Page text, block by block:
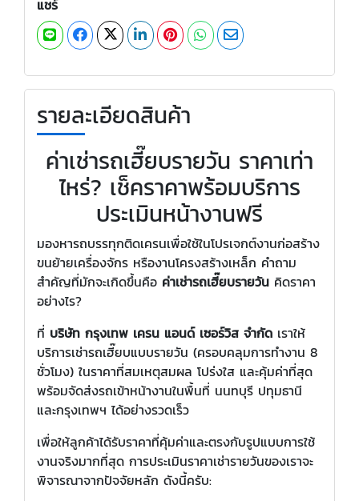
แชร์
รายละเอียดสินค้า
ค่าเช่ารถเฮี๊ยบรายวัน ราคาเท่า
ไหร่? เช็คราคาพร้อมบริการ
ประเมินหน้างานฟรี
มองหารถบรรทุกติดเครนเพื่อใช้ในโปรเจกต์งานก่อสร้าง
ขนย้ายเครื่องจักร หรืองานโครงสร้างเหล็ก คำถาม
สำคัญที่มักจะเกิดขึ้นคือ ค่าเช่ารถเฮี๊ยบรายวัน คิดราคา
อย่างไร?
ที่ บริษัท กรุงเทพ เครน แอนด์ เซอร์วิส จำกัด เราให้
บริการเช่ารถเฮี๊ยบแบบรายวัน (ครอบคลุมการทำงาน 8
ชั่วโมง) ในราคาที่สมเหตุสมผล โปร่งใส และคุ้มค่าที่สุด
พร้อมจัดส่งรถเข้าหน้างานในพื้นที่ นนทบุรี ปทุมธานี
และกรุงเทพฯ ได้อย่างรวดเร็ว
เพื่อให้ลูกค้าได้รับราคาที่คุ้มค่าและตรงกับรูปแบบการใช้
งานจริงมากที่สุด การประเมินราคาเช่ารายวันของเราจะ
พิจารณาจากปัจจัยหลัก ดังนี้ครับ: